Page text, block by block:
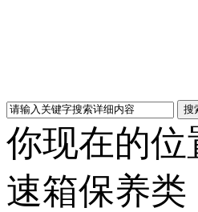
你现在的位
速箱保养类